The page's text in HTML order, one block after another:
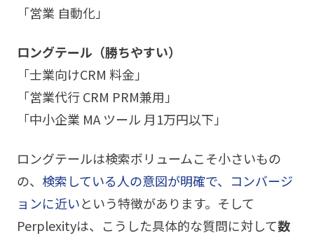
「営業 自動化」
ロングテール（勝ちやすい）
「士業向けCRM 料金」
「営業代行 CRM PRM兼用」
「中小企業 MA ツール 月1万円以下」
ロングテールは検索ボリュームこそ小さいもの
の、 検索している人の意図が明確で、コンバージ
ョンに近いという特徴があります。そして
Perplexityは、こうした具体的な質問に対して数